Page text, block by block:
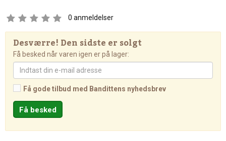
0 anmeldelser
Desværre! Den sidste er solgt
Få besked når varen igen er på lager:
Få gode tilbud med Bandittens nyhedsbrev